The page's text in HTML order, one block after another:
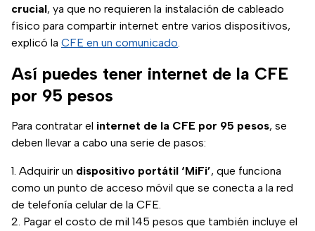
crucial, ya que no requieren la instalación de cableado
físico para compartir internet entre varios dispositivos,
explicó la CFE en un comunicado.
Así puedes tener internet de la CFE
por 95 pesos
Para contratar el internet de la CFE por 95 pesos, se
deben llevar a cabo una serie de pasos:
Adquirir un dispositivo portátil ‘MiFi’, que funciona
como un punto de acceso móvil que se conecta a la red
de telefonía celular de la CFE.
Pagar el costo de mil 145 pesos que también incluye el